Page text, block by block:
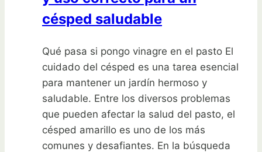
en
la
de
tu
jardín
y
¡consíguelo
ahora!
césped saludable
Qué pasa si pongo vinagre en el pasto El
cuidado del césped es una tarea esencial
para mantener un jardín hermoso y
saludable. Entre los diversos problemas
que pueden afectar la salud del pasto, el
césped amarillo es uno de los más
comunes y desafiantes. En la búsqueda